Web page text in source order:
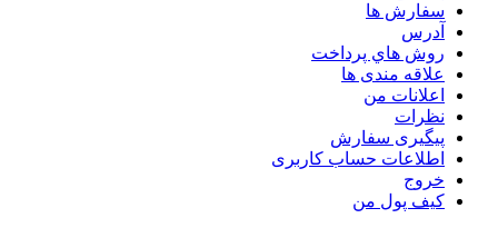
سفارش ها
آدرس
روش هاي پرداخت
علاقه مندی ها
اعلانات من
نظرات
پیگیری سفارش
اطلاعات حساب كاربری
خروج
کیف پول من